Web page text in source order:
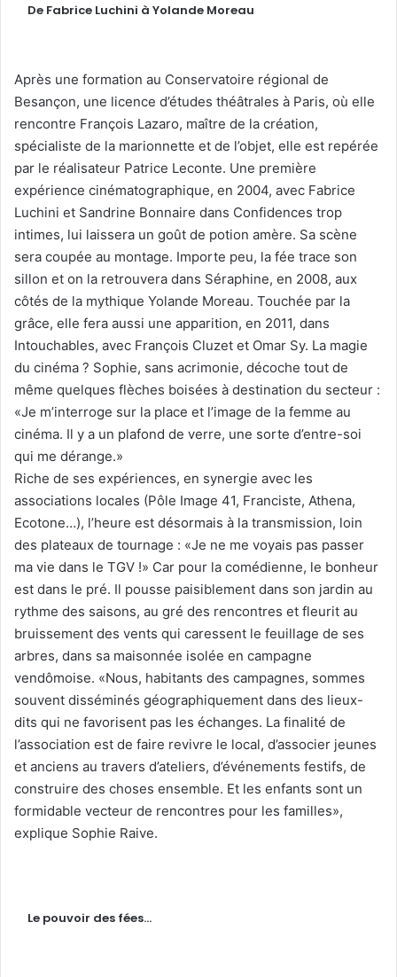
De Fabrice Luchini à Yolande Moreau
Après une formation au Conservatoire régional de
Besançon, une licence d’études théâtrales à Paris, où elle
rencontre François Lazaro, maître de la création,
spécialiste de la marionnette et de l’objet, elle est repérée
par le réalisateur Patrice Leconte. Une première
expérience cinématographique, en 2004, avec Fabrice
Luchini et Sandrine Bonnaire dans Confidences trop
intimes, lui laissera un goût de potion amère. Sa scène
sera coupée au montage. Importe peu, la fée trace son
sillon et on la retrouvera dans Séraphine, en 2008, aux
côtés de la mythique Yolande Moreau. Touchée par la
grâce, elle fera aussi une apparition, en 2011, dans
Intouchables, avec François Cluzet et Omar Sy. La magie
du cinéma ? Sophie, sans acrimonie, décoche tout de
même quelques flèches boisées à destination du secteur :
«Je m’interroge sur la place et l’image de la femme au
cinéma. Il y a un plafond de verre, une sorte d’entre-soi
qui me dérange.»
Riche de ses expériences, en synergie avec les
associations locales (Pôle Image 41, Franciste, Athena,
Ecotone…), l’heure est désormais à la transmission, loin
des plateaux de tournage : «Je ne me voyais pas passer
ma vie dans le TGV !» Car pour la comédienne, le bonheur
est dans le pré. Il pousse paisiblement dans son jardin au
rythme des saisons, au gré des rencontres et fleurit au
bruissement des vents qui caressent le feuillage de ses
arbres, dans sa maisonnée isolée en campagne
vendômoise. «Nous, habitants des campagnes, sommes
souvent disséminés géographiquement dans des lieux-
dits qui ne favorisent pas les échanges. La finalité de
l’association est de faire revivre le local, d’associer jeunes
et anciens au travers d’ateliers, d’événements festifs, de
construire des choses ensemble. Et les enfants sont un
formidable vecteur de rencontres pour les familles»,
explique Sophie Raive.
Le pouvoir des fées…